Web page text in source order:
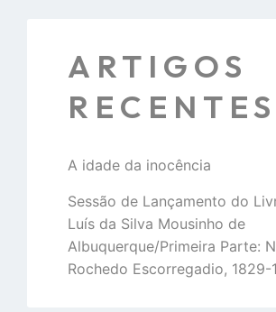
ARTIGOS
RECENTES
A idade da inocência
Sessão de Lançamento do
Luís da Silva Mousinho de
Albuquerque/Primeira Parte:
Rochedo Escorregadio, 1829-